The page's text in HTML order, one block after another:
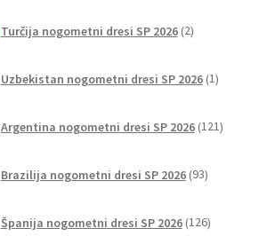
Turčija nogometni dresi SP 2026 2izdelka
Uzbekistan nogometni dresi SP 2026 1izdelek
Argentina nogometni dresi SP 2026 121izdelkov
Brazilija nogometni dresi SP 2026 93izdelkov
Španija nogometni dresi SP 2026 126izdelkov